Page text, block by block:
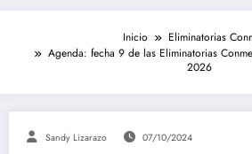
Inicio
Eliminatorias
Agenda: fecha 9 de las Eliminatorias
2026
Sandy Lizarazo 07/10/2024